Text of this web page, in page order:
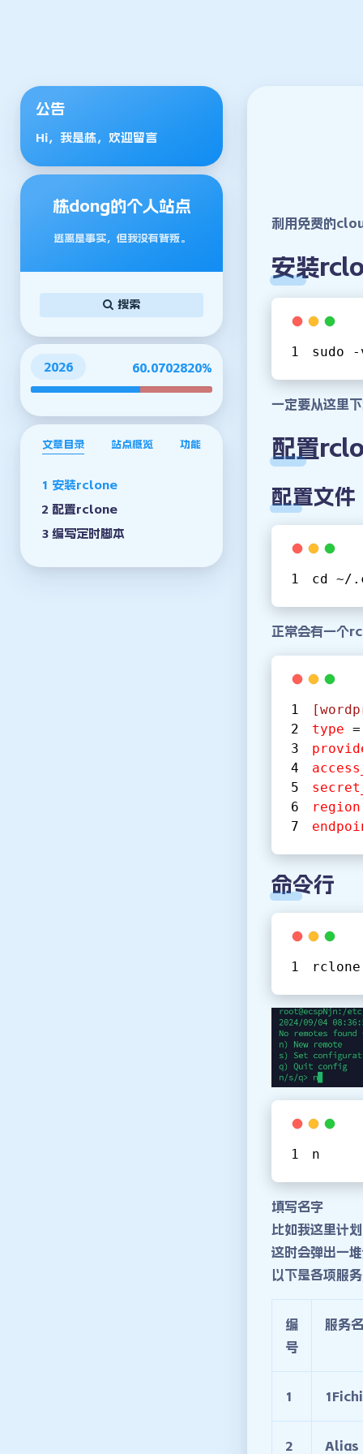
公告
Hi，我是栋，欢迎留言
栋dong的个人站点
逃离是事实，但我没有背叛。
搜索
2026 60.0702851%
文章目录 站点概览 功能
安装rclone
配置rclone
编写定时脚本
利用免费的
安装
sudo
一定要从这里
配置
配置文件
cd ~/
正常会有一个
type
region
命令行
n
填写名字
比如我这里计
这时会弹出一
以下是各项服
编
号
服务
1
2 Alias